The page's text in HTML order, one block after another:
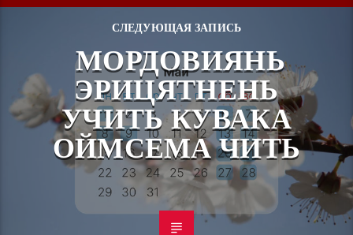
СЛЕДУЮЩАЯ ЗАПИСЬ
МОРДОВИЯНЬ
ЭРИЦЯТНЕНЬ
УЧИТЬ КУВАКА
ОЙМСЕМА ЧИТЬ